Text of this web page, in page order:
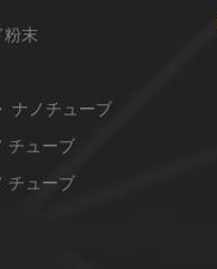
粉末
ナノチューブ
チューブ
チューブ